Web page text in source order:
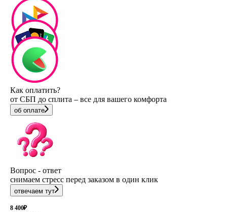
Как оплатить?
от СБП до сплита – все для вашего комфорта
об оплате
Вопрос - ответ
снимаем стресс перед заказом в один клик
отвечаем тут
8 400₽